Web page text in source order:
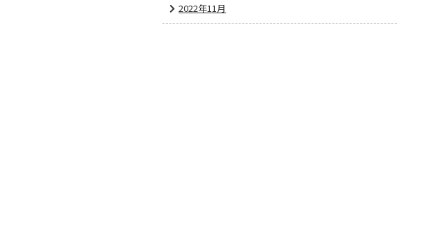
2022年11月